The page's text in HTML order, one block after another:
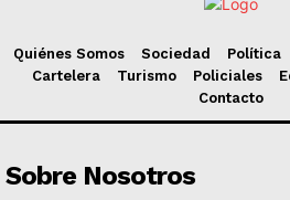
Quiénes Somos Sociedad Política
Cartelera
Turismo Policiales
Contacto
Sobre Nosotros